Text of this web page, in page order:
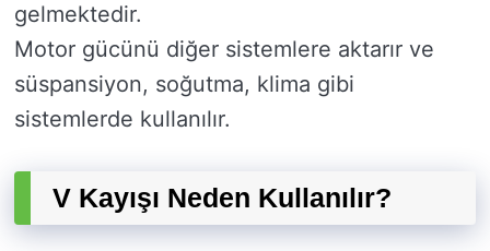
gelmektedir.
Motor gücünü diğer sistemlere aktarır ve
süspansiyon, soğutma, klima gibi
sistemlerde kullanılır.
V Kayışı Neden Kullanılır?